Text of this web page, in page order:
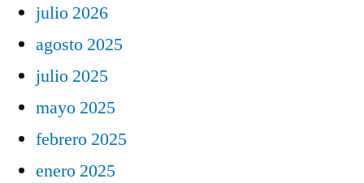
julio 2026
agosto 2025
julio 2025
mayo 2025
febrero 2025
enero 2025